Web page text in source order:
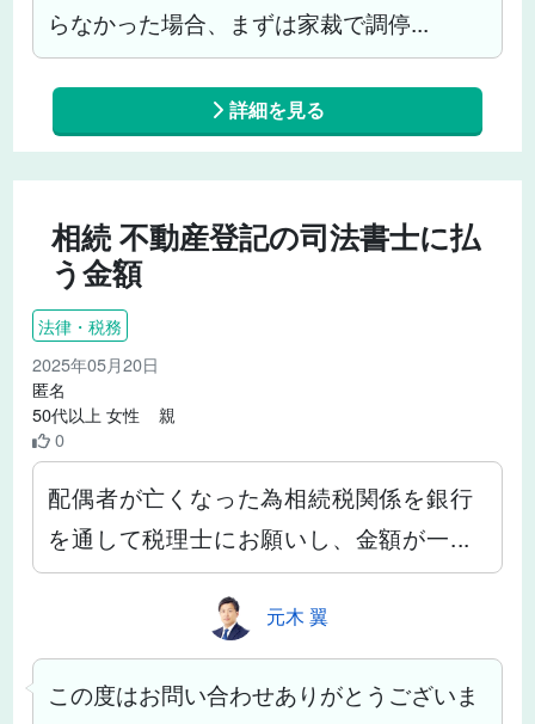
らなかった場合、まずは家裁で調停...
詳細を見る
相続 不動産登記の司法書士に払
う金額
法律・税務
2025年05月20日
匿名
50代以上 女性 親
0
配偶者が亡くなった為相続税関係を銀行
を通して税理士にお願いし、金額が一...
元木 翼
この度はお問い合わせありがとうございま